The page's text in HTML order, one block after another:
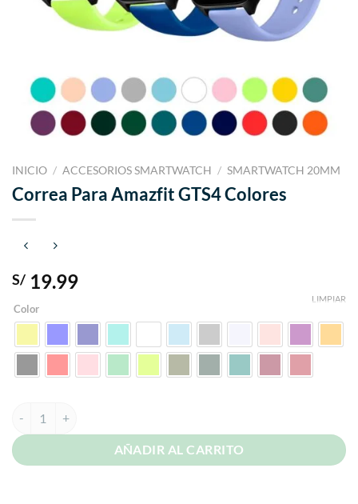
INICIO / ACCESORIOS SMARTWATCH / SMARTWATCH 20MM
Correa Para Amazfit GTS4 Colores
S/ 19.99
Color
LIMPIAR
AÑADIR AL CARRITO